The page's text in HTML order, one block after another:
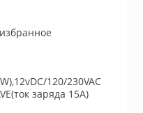
120/230VAC
заряда 15А)